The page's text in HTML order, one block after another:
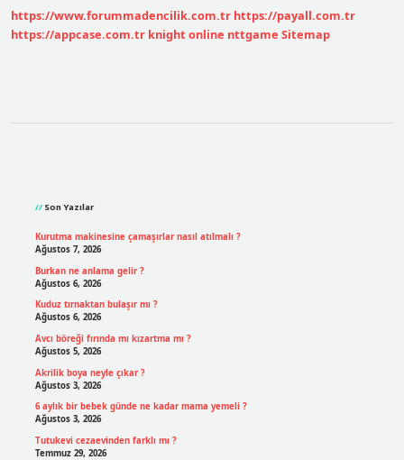
Gelir
https://www.forummadencilik.com.tr https://payall.com.tr
https://appcase.com.tr knight online nttgame Sitemap
Son Yazılar
Kurutma makinesine çamaşırlar nasıl atılmalı ?
Ağustos 7, 2026
Burkan ne anlama gelir ?
Ağustos 6, 2026
Kuduz tırnaktan bulaşır mı ?
Ağustos 6, 2026
Avcı böreği fırında mı kızartma mı ?
Ağustos 5, 2026
Akrilik boya neyle çıkar ?
Ağustos 3, 2026
6 aylık bir bebek günde ne kadar mama yemeli ?
Ağustos 3, 2026
Tutukevi cezaevinden farklı mı ?
Temmuz 29, 2026